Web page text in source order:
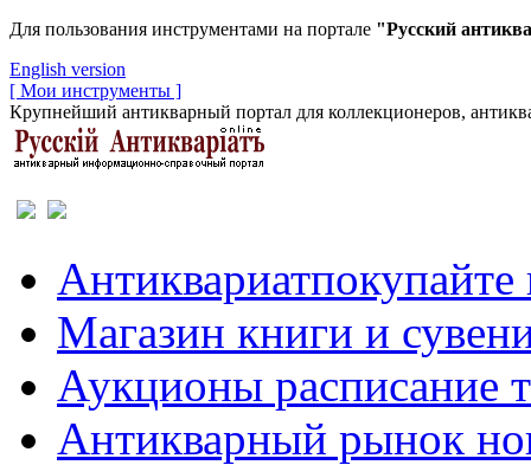
Для пользования инструментами на портале "Русский
English version
[ Мои инструменты ]
Крупнейший антикварный портал для коллекционеров,
Антиквариатпокупайте
Магазин книги и
Аукционы расписание
Антикварный рынок